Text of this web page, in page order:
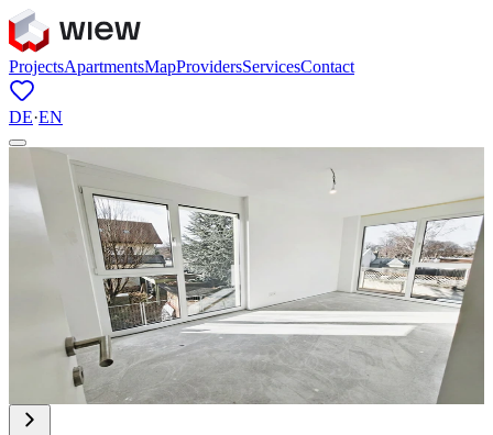
ProjectsApartmentsMapProvidersServicesContact
DE·EN